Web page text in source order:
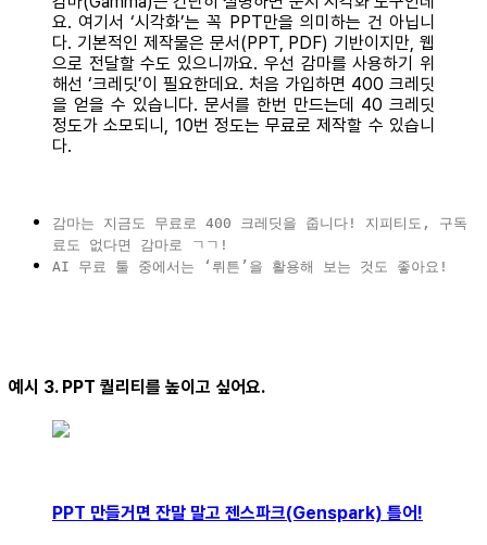
요. 여기서 ‘시각화’는 꼭 PPT만을 의미하는 건 아닙니
다. 기본적인 제작물은 문서(PPT, PDF) 기반이지만, 웹
으로 전달할 수도 있으니까요. 우선 감마를 사용하기 위
해선 ‘크레딧’이 필요한데요. 처음 가입하면 400 크레딧
을 얻을 수 있습니다. 문서를 한번 만드는데 40 크레딧
정도가 소모되니, 10번 정도는 무료로 제작할 수 있습니
다.
감마는 지금도 무료로 400 크레딧을 줍니다! 지피티도, 구독
료도 없다면 감마로 ㄱㄱ!
AI 무료 툴 중에서는 ‘뤼튼’을 활용해 보는 것도 좋아요!
예시 3. PPT 퀄리티를 높이고 싶어요.
PPT 만들거면 잔말 말고 젠스파크(Genspark) 틀어!